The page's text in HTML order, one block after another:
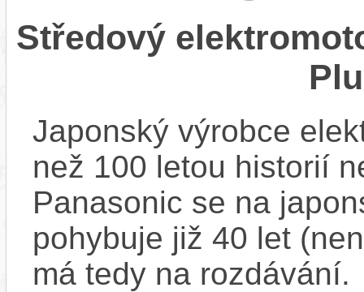
Středový
Japonský výrobce
než 100 letou historií
Panasonic se na
pohybuje již 40 let
má tedy na rozdávání.